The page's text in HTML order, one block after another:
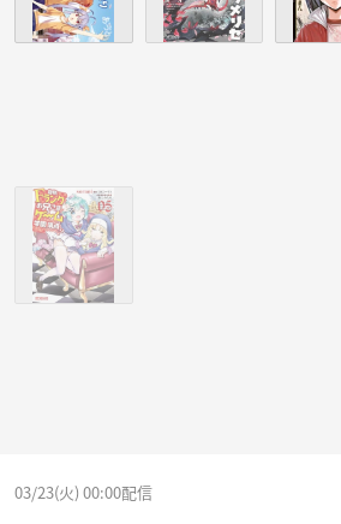
03/23(火) 00:00配信